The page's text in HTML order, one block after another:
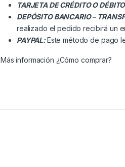
TARJETA DE CRÉDITO O
DEPÓSITO BANCARIO –
realizado el pedido recibirá un
PAYPAL:Este método de pago
Más información ¿Cómo comprar?